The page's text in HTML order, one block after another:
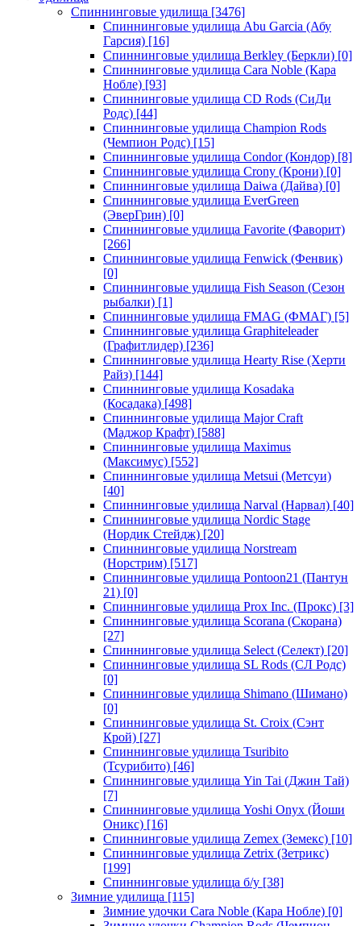
Спиннинговые удилища [3476]
Спиннинговые удилища Abu Garcia (Абу
Гарсия) [16]
Спиннинговые удилища Berkley (Беркли) [0]
Спиннинговые удилища Cara Noble (Кара
Нобле) [93]
Спиннинговые удилища CD Rods (СиДи
Родс) [44]
Спиннинговые удилища Champion Rods
(Чемпион Родс) [15]
Спиннинговые удилища Condor (Кондор) [8]
Спиннинговые удилища Crony (Крони) [0]
Спиннинговые удилища Daiwa (Дайва) [0]
Спиннинговые удилища EverGreen
(ЭверГрин) [0]
Спиннинговые удилища Favorite (Фаворит)
[266]
Спиннинговые удилища Fenwick (Фенвик)
[0]
Спиннинговые удилища Fish Season (Сезон
рыбалки) [1]
Спиннинговые удилища FMAG (ФМАГ) [5]
Спиннинговые удилища Graphiteleader
(Графитлидер) [236]
Спиннинговые удилища Hearty Rise (Херти
Райз) [144]
Спиннинговые удилища Kosadaka
(Косадака) [498]
Спиннинговые удилища Major Craft
(Маджор Крафт) [588]
Спиннинговые удилища Maximus
(Максимус) [552]
Спиннинговые удилища Metsui (Метсуи)
[40]
Спиннинговые удилища Narval (Нарвал) [40]
Спиннинговые удилища Nordic Stage
(Нордик Стейдж) [20]
Спиннинговые удилища Norstream
(Норстрим) [517]
Спиннинговые удилища Pontoon21 (Пантун
21) [0]
Спиннинговые удилища Prox Inc. (Прокс) [3]
Спиннинговые удилища Scorana (Скорана)
[27]
Спиннинговые удилища Select (Селект) [20]
Спиннинговые удилища SL Rods (СЛ Родс)
[0]
Спиннинговые удилища Shimano (Шимано)
[0]
Спиннинговые удилища St. Croix (Сэнт
Крой) [27]
Спиннинговые удилища Tsuribito
(Тсурибито) [46]
Спиннинговые удилища Yin Tai (Джин Тай)
[7]
Спиннинговые удилища Yoshi Onyx (Йоши
Оникс) [16]
Спиннинговые удилища Zemex (Земекс) [10]
Спиннинговые удилища Zetrix (Зетрикс)
[199]
Спиннинговые удилища б/у [38]
Зимние удилища [115]
Зимние удочки Cara Noble (Кара Нобле) [0]